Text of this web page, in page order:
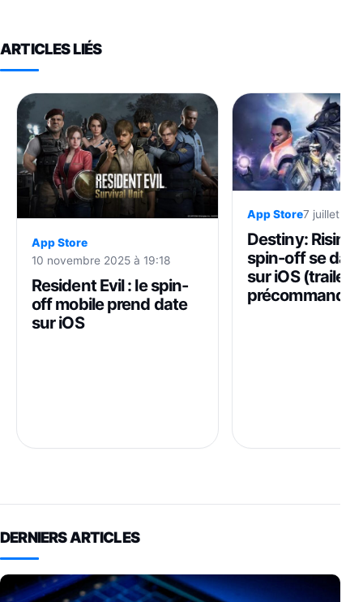
ARTICLES LIÉS
App Store
10 novembre 2025 à 19:18
Resident Evil : le spin-
off mobile prend date
sur iOS
App Store7 juillet
Destiny: Rising
spin-off se
sur iOS (trailer
DERNIERS ARTICLES